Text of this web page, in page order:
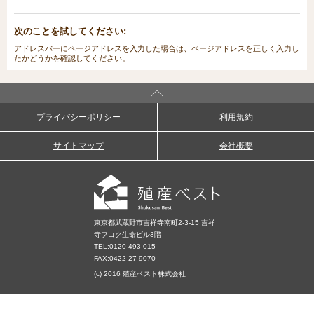
次のことを試してください:
アドレスバーにページアドレスを入力した場合は、ページアドレスを正しく入力し
たかどうかを確認してください。
プライバシーポリシー 利用規約
サイトマップ 会社概要
東京都武蔵野市吉祥寺南町2-3-15 吉祥
寺フコク生命ビル3階
TEL:0120-493-015
FAX:0422-27-9070
(c) 2016 殖産ベスト株式会社